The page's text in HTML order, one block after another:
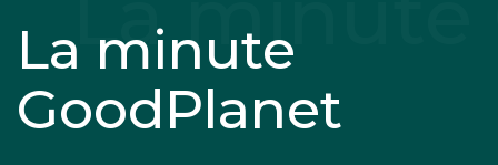
La minute
GoodPlanet